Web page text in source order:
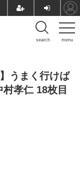
menu
search
うまく行けば
孝仁 18枚目